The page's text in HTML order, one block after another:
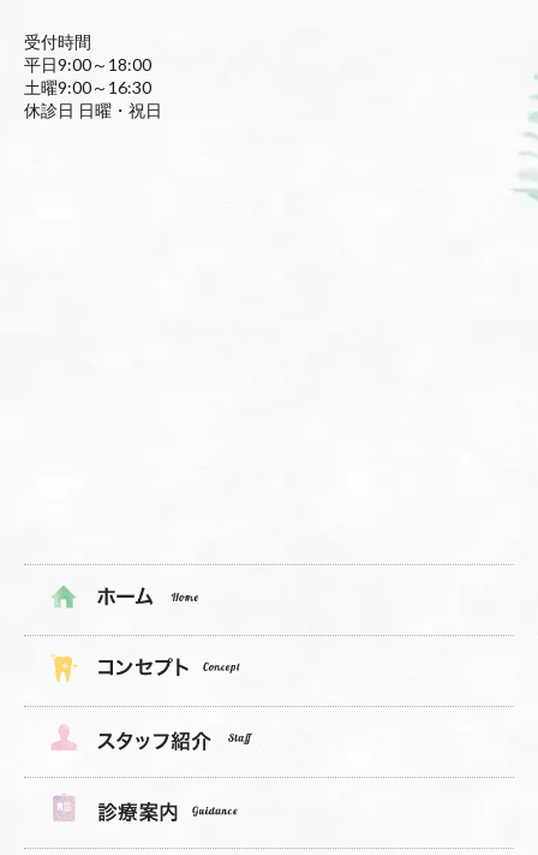
受付時間
平日9:00～18:00
土曜9:00～16:30
休診日 日曜・祝日